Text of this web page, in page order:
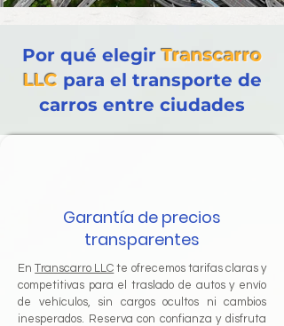
Por qué elegirTranscarro
LLC para el transporte de
carros entre ciudades
Garantía de precios
transparentes
EnTranscarro LLC te ofrecemos tarifas claras y
competitivas para el traslado de autos y envío
de vehículos, sin cargos ocultos ni cambios
inesperados. Reserva con confianza y disfruta